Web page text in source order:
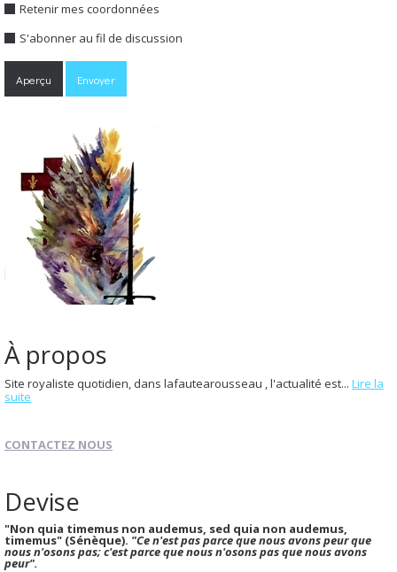
Retenir mes coordonnées
S'abonner au fil de discussion
À propos
Site royaliste quotidien, dans lafautearousseau , l'actualité est... Lire la
suite
CONTACTEZ NOUS
Devise
"Non quia timemus non audemus, sed quia non audemus,
timemus" (Sénèque). "Ce n'est pas parce que nous avons peur que
nous n'osons pas; c'est parce que nous n'osons pas que nous avons
peur".